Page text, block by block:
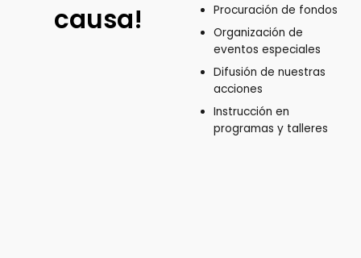
causa!
Procuración de fondos
Organización de
eventos especiales
Difusión de nuestras
acciones
Instrucción en
programas y talleres